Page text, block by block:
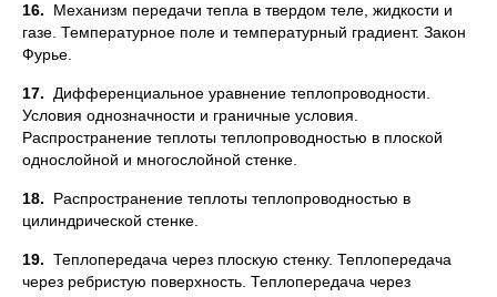
16. Механизм передачи тепла в твердом теле, жидкости и
газе. Температурное поле и температурный градиент. Закон
Фурье.
17. Дифференциальное уравнение теплопроводности.
Условия однозначности и граничные условия.
Распространение теплоты теплопроводностью в плоской
однослойной и многослойной стенке.
18. Распространение теплоты теплопроводностью в
цилиндрической стенке.
19. Теплопередача через плоскую стенку. Теплопередача
через ребристую поверхность. Теплопередача через